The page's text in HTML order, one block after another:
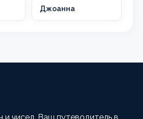
Джоанна